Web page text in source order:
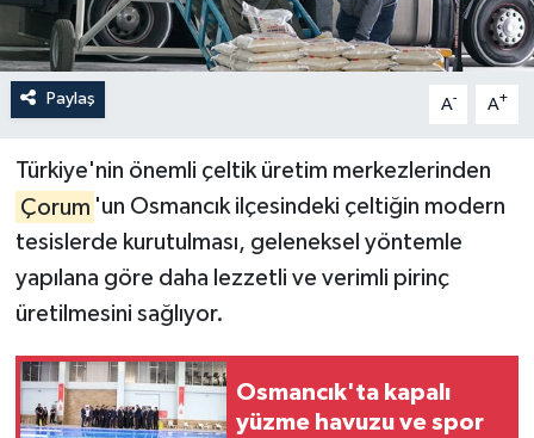
Paylaş A- A+
Türkiye'nin önemli çeltik üretim merkezlerinden
Çorum 'un Osmancık ilçesindeki çeltiğin modern
tesislerde kurutulması, geleneksel yöntemle
yapılana göre daha lezzetli ve verimli pirinç
üretilmesini sağlıyor.
Osmancık'ta kapalı
yüzme havuzu ve spor